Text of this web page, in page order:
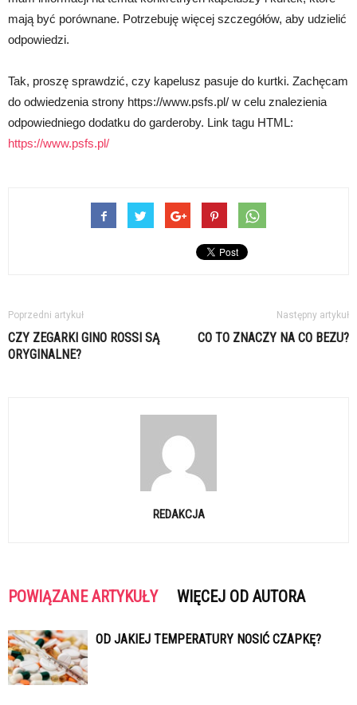
mają być porównane. Potrzebuję więcej szczegółów, aby udzielić
odpowiedzi.
Tak, proszę sprawdzić, czy kapelusz pasuje do kurtki. Zachęcam
do odwiedzenia strony https://www.psfs.pl/ w celu znalezienia
odpowiedniego dodatku do garderoby. Link tagu HTML:
https://www.psfs.pl/
Poprzedni artykuł
CZY ZEGARKI GINO ROSSI SĄ
ORYGINALNE?
Następny artykuł
CO TO ZNACZY NA CO BEZU?
REDAKCJA
POWIĄZANE ARTYKUŁY WIĘCEJ OD AUTORA
OD JAKIEJ TEMPERATURY NOSIĆ CZAPKĘ?